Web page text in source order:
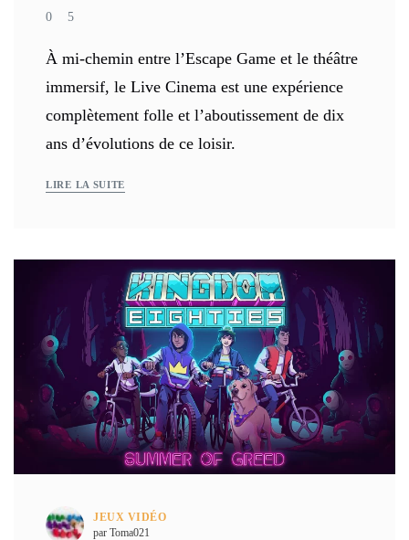
0 5
À mi-chemin entre l’Escape Game et le théâtre
immersif, le Live Cinema est une expérience
complètement folle et l’aboutissement de dix
ans d’évolutions de ce loisir.
LIRE LA SUITE
JEUX VIDÉO
par Toma021